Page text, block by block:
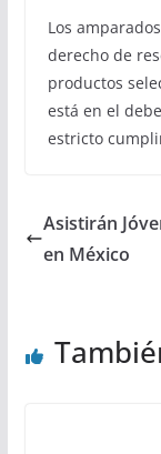
Los
derecho de
productos
está en el
estricto
Asistirán
en México